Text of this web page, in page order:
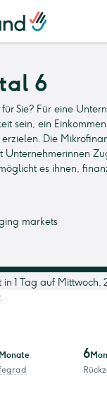
6
Sie? Für eine
sein, ein
Die
Unternehmerinnen
es ihnen,
1 Tag auf Mittwoch,
Monate
6